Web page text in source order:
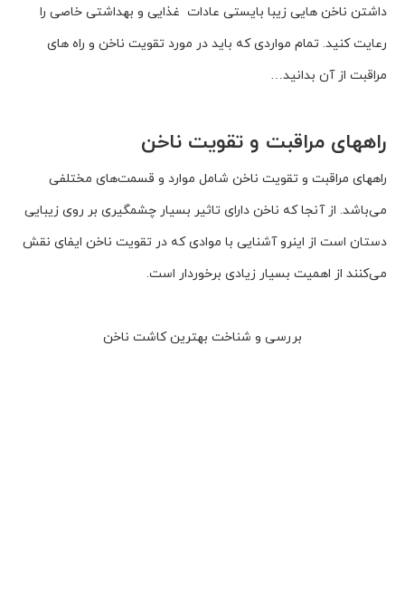
داشتن ناخن هایی زیبا بایستی عادات غذایی و بهداشتی خاصی را
رعایت کنید. تمام مواردی که باید در مورد تقویت ناخن و راه های
مراقبت از آن بدانید…
راههای مراقبت و تقویت ناخن
راههای مراقبت و تقویت ناخن شامل موارد و قسمت‌های مختلفی
می‌باشد. از آنجا که ناخن دارای تاثیر بسیار چشمگیری بر روی زیبایی
دستان است از اینرو آشنایی با موادی که در تقویت ناخن ایفای نقش
می‌کنند از اهمیت بسیار زیادی برخوردار است.
بررسی و شناخت بهترین کاشت ناخن